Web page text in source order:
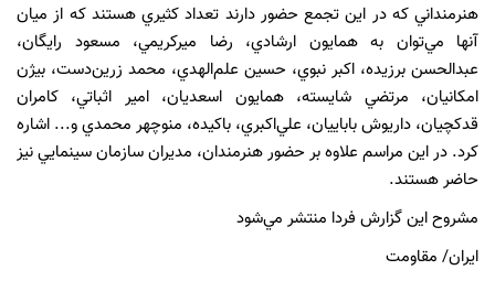
هنرمنداني كه در اين تجمع حضور دارند تعداد كثيري هستند كه از ميان
آنها مي‌توان به همايون ارشادي، رضا ميركريمي، مسعود رايگان،
عبدالحسن برزيده، اكبر نبوي، حسين علم‌الهدي، محمد زرين‌دست، بيژن
امكانيان، مرتضي شايسته، همايون اسعديان، امير اثباتي، كامران
قدكچيان، داريوش باباييان، علي‌اكبري، باكيده، منوچهر محمدي و... اشاره
كرد. در اين مراسم علاوه بر حضور هنرمندان، مديران سازمان سينمايي نيز
حاضر هستند.
مشروح اين گزارش فردا منتشر مي‌شود
ایران/ مقاومت